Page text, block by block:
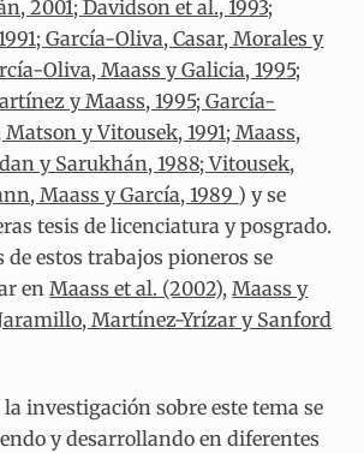
2001; Davidson et al., 1993;
García-Oliva, Casar, Morales y
Oliva, Maass y Galicia, 1995;
y Maass, 1995; García-
y Vitousek, 1991; Maass,
y Sarukhán, 1988; Vitousek,
Maass y García, 1989 ) y se
tesis de licenciatura y posgrado.
estos trabajos pioneros se
enMaass et al. (2002),Maass y
Martínez-Yrízar y Sanford
la investigación sobre este tema se
y desarrollando en diferentes